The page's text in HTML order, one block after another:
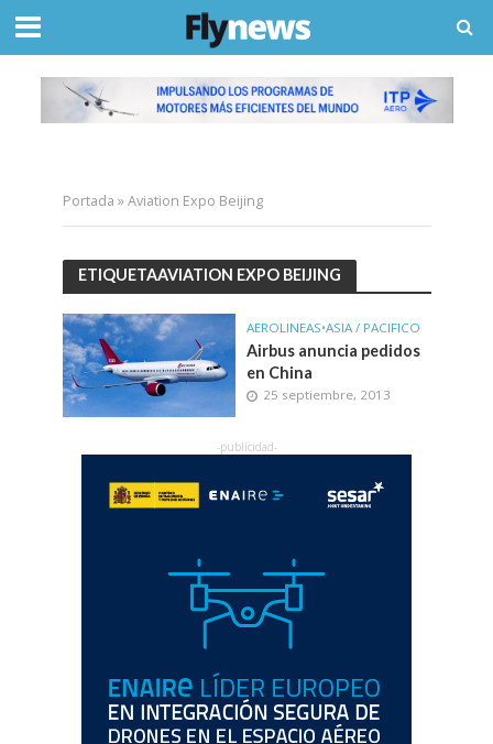
Portada »Aviation Expo Beijing
ETIQUETAAVIATION EXPO BEIJING
AEROLINEAS•ASIA / PACIFICO
Airbus anuncia pedidos
en China
25 septiembre, 2013